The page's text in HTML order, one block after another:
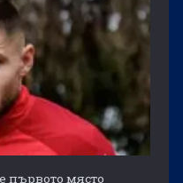
първото място